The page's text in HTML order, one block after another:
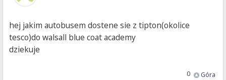
hej jakim autobusem dostene sie z tipton(okolice
tesco)do walsall blue coat academy
dziekuje
Góra
0